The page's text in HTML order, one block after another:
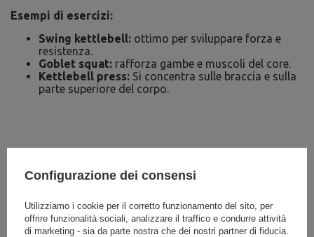
Esempi di esercizi:
Swing kettlebell: ottimo per sviluppare forza e
resistenza.
Goblet squat: rafforza gambe e muscoli del core.
Kettlebell press: Si concentra sulle braccia e sulla
parte superiore del corpo.
Configurazione dei consensi
Utilizziamo i cookie per il corretto funzionamento del sito, per
offrire funzionalità sociali, analizzare il traffico e condurre attività
di marketing - sia da parte nostra che dei nostri partner di fiducia.